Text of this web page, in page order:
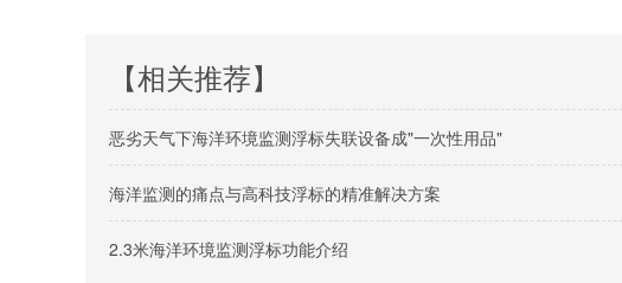
【相关推荐】
恶劣天气下海洋环境监测浮标失联设备成"一次性用品"
海洋监测的痛点与高科技浮标的精准解决方案
2.3米海洋环境监测浮标功能介绍